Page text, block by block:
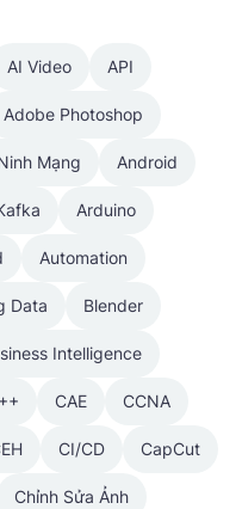
AI Video API
Adobe Photoshop
Mạng Android
Arduino
Automation
Data Blender
Intelligence
CAE CCNA
CI/CD CapCut
Chỉnh Sửa Ảnh